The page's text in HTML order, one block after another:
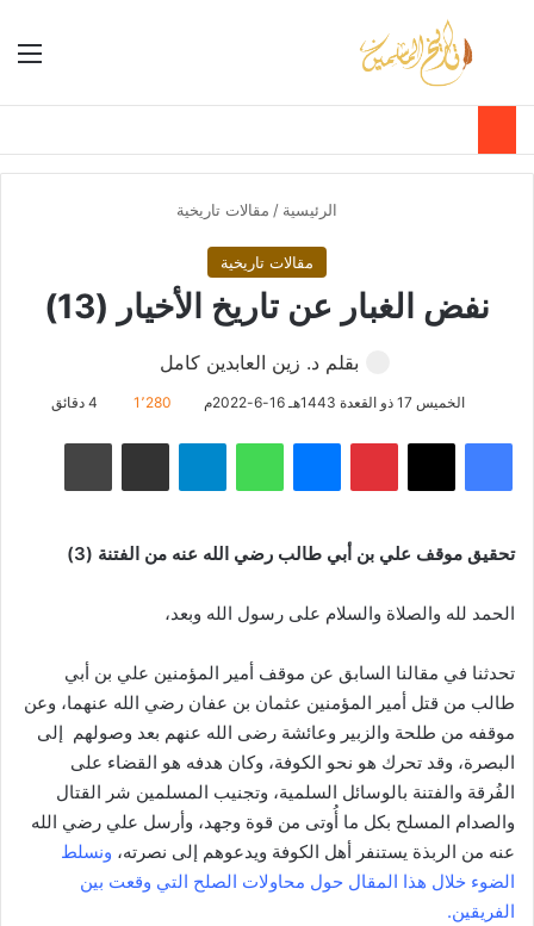
الوضع بحث عن
الرئيسية / مقالات تاريخية
مقالات تاريخية
نفض الغبار عن تاريخ الأخيار (13)
بقلم د. زين العابدين كامل
الخميس 17 ذو القعدة 1443هـ 16-6-2022م 1٬280
فيسبوك بينتيريست واتساب
تحقيق موقف علي بن أبي طالب رضي الله عنه من الفتنة (3)
الحمد لله والصلاة والسلام على رسول الله وبعد،
تحدثنا في مقالنا السابق عن موقف أمير المؤمنين علي بن أبي
طالب من قتل أمير المؤمنين عثمان بن عفان رضي الله عنهما، وعن
موقفه من طلحة والزبير وعائشة رضى الله عنهم بعد وصولهم إلى
البصرة، وقد تحرك هو نحو الكوفة، وكان هدفه هو القضاء على
الفُرقة والفتنة بالوسائل السلمية، وتجنيب المسلمين شر القتال
والصدام المسلح بكل ما أُوتى من قوة وجهد، وأرسل علي رضي الله
عنه من الربذة يستنفر أهل الكوفة ويدعوهم إلى نصرته، ونسلط
الضوء خلال هذا المقال حول محاولات الصلح التي وقعت بين
الفريقين.